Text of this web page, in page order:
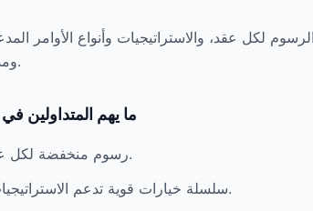
لكل عقد، والاستراتيجيات وأنواع الأوامر
ومدى الدعم التعليمي الذي يقدمه كل وسيط.
ما يهم المتداولين
رسوم منخفضة لكل عقد بدون رسوم خفية للتعيين أو التنفيذ.
سلسلة خيارات قوية تدعم الاستراتيجيات والأوامر متعددة الأرجل التي تحتاجها.